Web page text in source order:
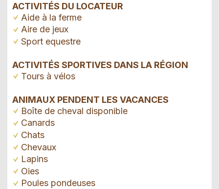
ACTIVITÉS DU LOCATEUR
Aide à la ferme
Aire de jeux
Sport equestre
ACTIVITÉS SPORTIVES DANS LA RÉGION
Tours à vélos
ANIMAUX PENDENT LES VACANCES
Boîte de cheval disponible
Canards
Chats
Chevaux
Lapins
Oies
Poules pondeuses